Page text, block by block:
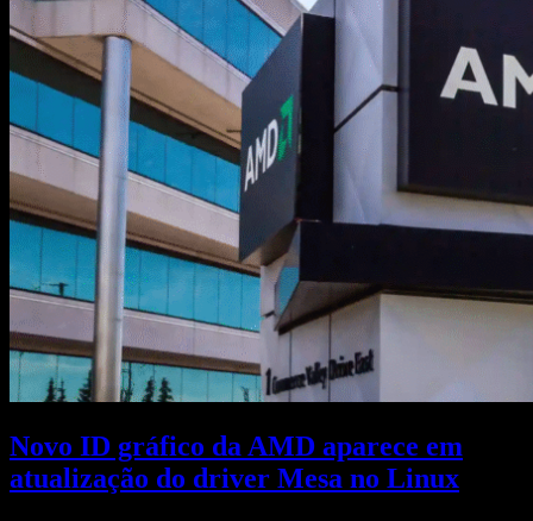
Novo ID gráfico da AMD aparece em
atualização do driver Mesa no Linux